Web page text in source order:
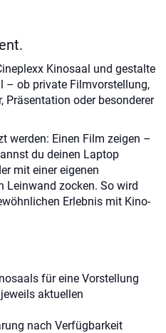
Kinosaal und gestalte
– ob private Filmvorstellung,
Präsentation oder besonderer
werden: Einen Film zeigen –
du deinen Laptop
mit einer eigenen
Leinwand zocken. So wird
Erlebnis mit Kino-
für eine Vorstellung
aktuellen
nach Verfügbarkeit